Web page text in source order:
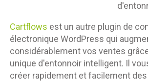
Cartflows est un autre plugin de
électronique WordPress qui
considérablement vos ventes
unique d'entonnoir intelligent. Il
créer rapidement et facilement